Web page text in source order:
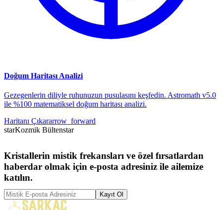
Doğum Haritası Analizi
Gezegenlerin diliyle ruhunuzun pusulasını keşfedin. Astromath v5.0
ile %100 matematiksel doğum haritası analizi.
Haritanı Çıkararrow_forward
starKozmik Bültenstar
Kristallerin mistik frekansları ve özel fırsatlardan
haberdar olmak için e-posta adresiniz ile ailemize
katılın.
Kayıt Ol